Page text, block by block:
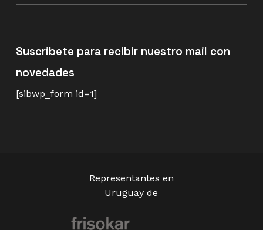
Suscribete para recibir nuestro mail con
novedades
[sibwp_form id=1]
Representantes en
Uruguay de